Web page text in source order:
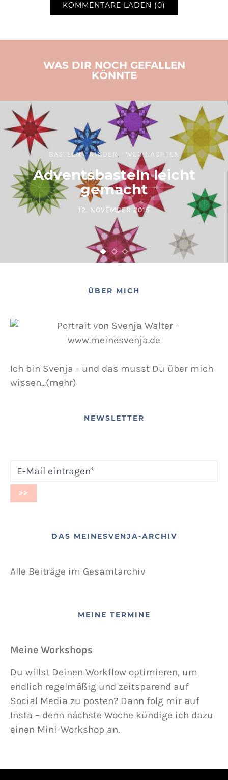
KOMMENTARE LADEN (0)
WAS DIR NOCH GEFALLEN
KÖNNTE
BASTELN KINDER WEIHNACHTEN
Adventsbasteln leicht
gemacht
POSTED ON
12. NOVEMBER 2015
ÜBER MICH
Ich bin Svenja - und das musst Du über mich
wissen...(mehr)
NEWSLETTER
DAS MEINESVENJA-ARCHIV
Alle Beiträge im Gesamtarchiv
MEINE TERMINE
Meine Workshops
Du willst Deinen Workflow optimieren, um
endlich regelmäßig und zeitsparend auf
Social Media zu posten? Dann folg mir auf
Insta – denn nächste Woche kündige ich dazu
einen Mini-Workshop an.